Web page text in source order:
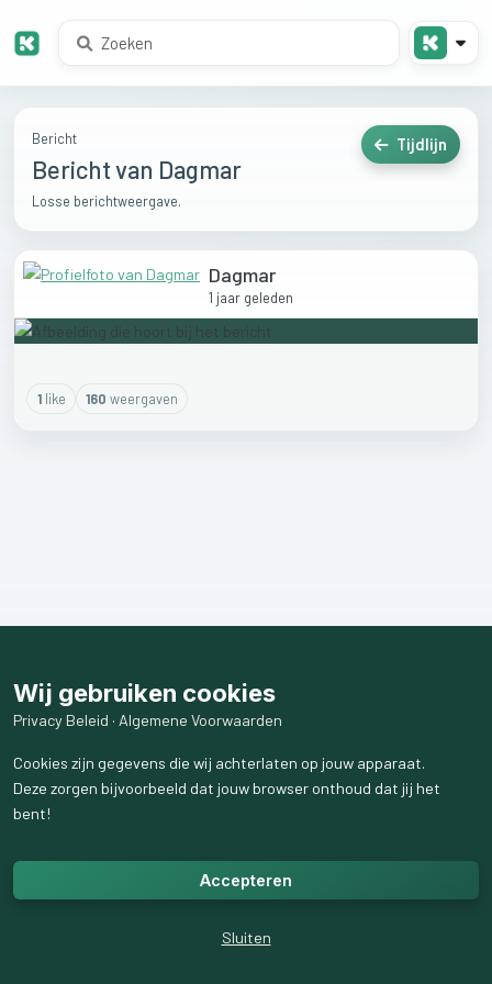
Bericht
Bericht van Dagmar
Losse berichtweergave.
Tijdlijn
Dagmar
1 jaar geleden
1like 160 weergaven
Wij gebruiken cookies
Privacy Beleid · Algemene Voorwaarden
Cookies zijn gegevens die wij achterlaten op jouw apparaat.
Deze zorgen bijvoorbeeld dat jouw browser onthoud dat jij het
bent!
Accepteren
Sluiten